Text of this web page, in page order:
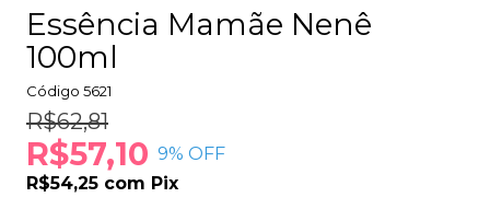
Essência Mamãe Nenê
100ml
Código 5621
R$62,81
R$57,10 9% OFF
R$54,25 com Pix